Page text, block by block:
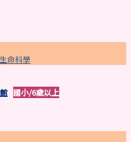
生命科學
國小/6歲以上